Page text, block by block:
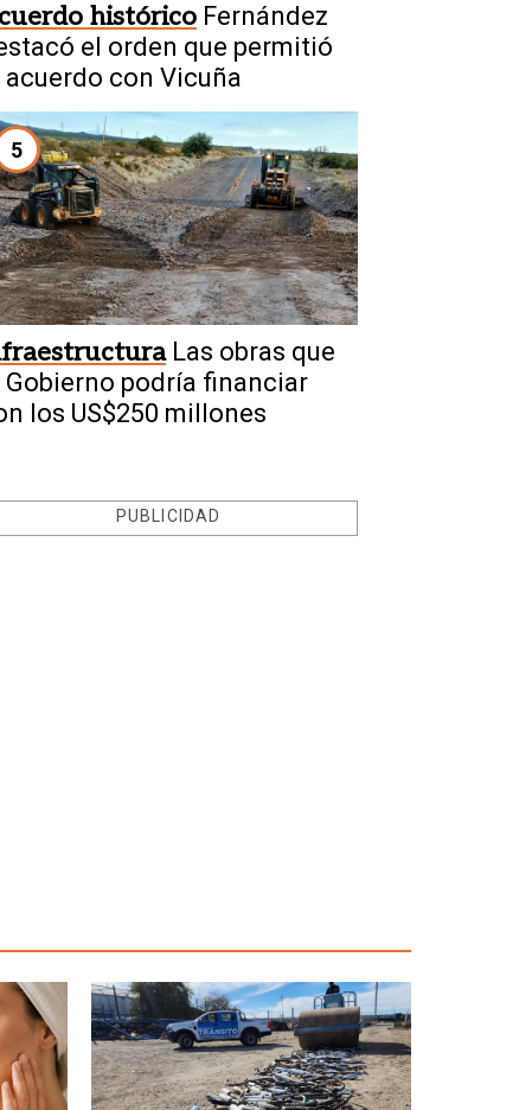
histórico Fernández
el orden que permitió
acuerdo con Vicuña
5
Las obras que
Gobierno podría financiar
los US$250 millones
PUBLICIDAD